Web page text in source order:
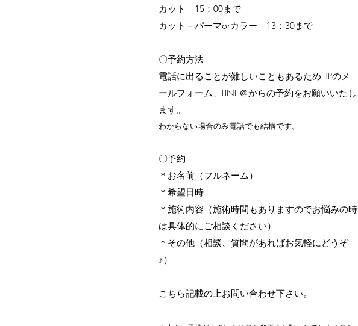
カット 15：00まで
カット＋パーマorカラー 13：30まで
〇予約方法
​電話に出ることが難しいこともあるためHP​のメ
ールフォーム、LINE＠からの予約をお願いいたし
ます。
わからない場合のみ電話でも結構です。
〇予約
＊お名前（フルネーム）
＊希望日時
＊施術内容（施術時間もありますのでお悩みの時
は具体的にご相談ください）
＊その他（相談、質問があればお気軽にどうぞ
♪）
こちら記載の上お問い合わせ下さい。